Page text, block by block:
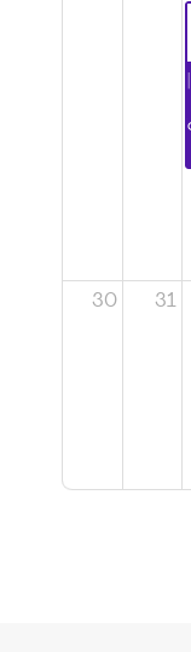
30 31